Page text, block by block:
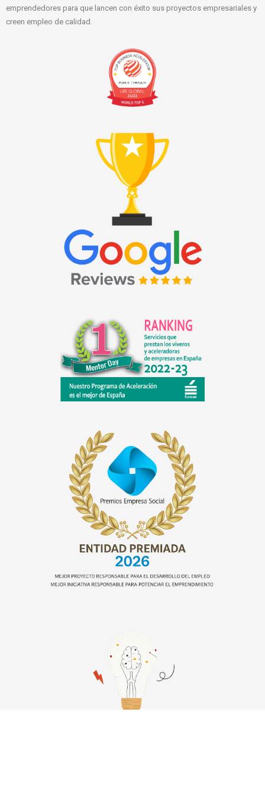
emprendedores para que lancen con éxito sus proyectos empresariales y
creen empleo de calidad.